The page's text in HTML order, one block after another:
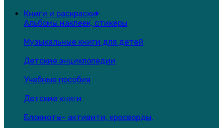
Книги и раскраски
Альбомы наклеек, стикеры
Музыкальные книги для детей
Детские энциклопедии
Учебные пособия
Детские книги
Блокноты- активити, кросворды,